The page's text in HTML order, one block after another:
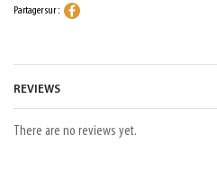
Partager sur :
REVIEWS
There are no reviews yet.